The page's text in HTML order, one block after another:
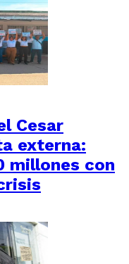
Cesar
externa:
millones con